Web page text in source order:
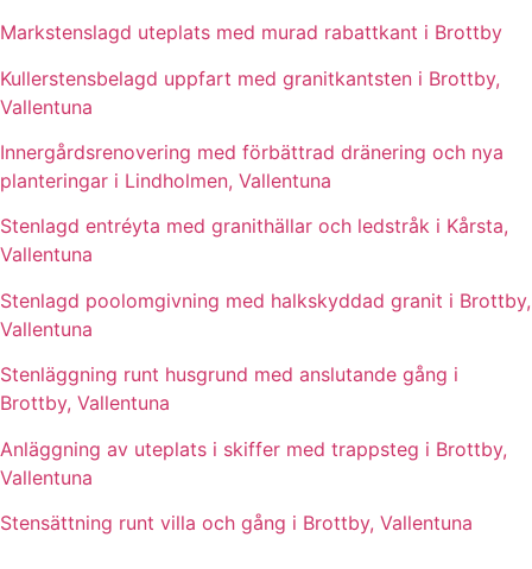
Markstenslagd uteplats med murad rabattkant i Brottby
Kullerstensbelagd uppfart med granitkantsten i Brottby,
Vallentuna
Innergårdsrenovering med förbättrad dränering och nya
planteringar i Lindholmen, Vallentuna
Stenlagd entréyta med granithällar och ledstråk i Kårsta,
Vallentuna
Stenlagd poolomgivning med halkskyddad granit i Brottby,
Vallentuna
Stenläggning runt husgrund med anslutande gång i
Brottby, Vallentuna
Anläggning av uteplats i skiffer med trappsteg i Brottby,
Vallentuna
Stensättning runt villa och gång i Brottby, Vallentuna